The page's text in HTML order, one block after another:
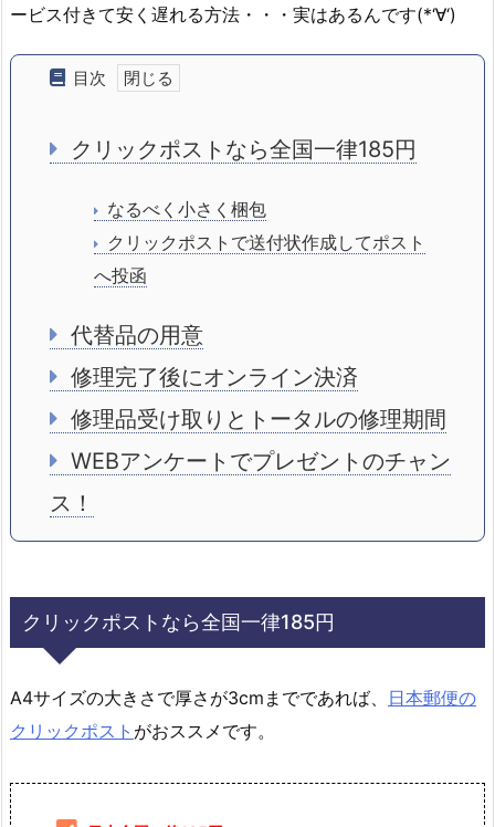
ービス付きて安く遅れる方法・・・実はあるんです(*‘∀‘)
目次
クリックポストなら全国一律185円
なるべく小さく梱包
クリックポストで送付状作成してポスト
へ投函
代替品の用意
修理完了後にオンライン決済
修理品受け取りとトータルの修理期間
WEBアンケートでプレゼントのチャン
ス！
クリックポストなら全国一律185円
A4サイズの大きさで厚さが3cmまでであれば、 日本郵便の
クリックポスト がおススメです。